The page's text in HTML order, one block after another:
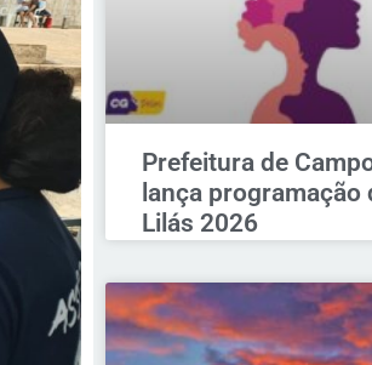
Prefeitura de
lança programação
Lilás 2026